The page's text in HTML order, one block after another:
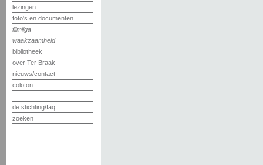
lezingen
foto's en documenten
filmliga
waakzaamheid
bibliotheek
over Ter Braak
nieuws/contact
colofon
de stichting/faq
zoeken